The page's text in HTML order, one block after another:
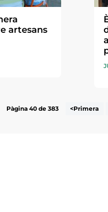
artesans
Pàgina 40 de 383 <Primera